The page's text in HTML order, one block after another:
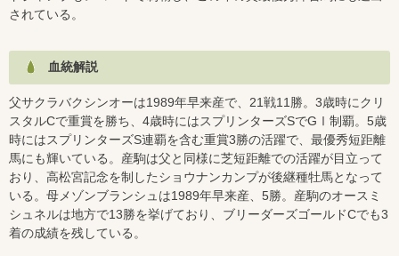
されている。
血統解説
父サクラバクシンオーは1989年早来産で、21戦11勝。3歳時にクリ
スタルCで重賞を勝ち、4歳時にはスプリンターズSでGⅠ制覇。5歳
時にはスプリンターズS連覇を含む重賞3勝の活躍で、最優秀短距離
馬にも輝いている。産駒は父と同様に芝短距離での活躍が目立って
おり、高松宮記念を制したショウナンカンプが後継種牡馬となって
いる。母メゾンブランシュは1989年早来産、5勝。産駒のオースミ
シュネルは地方で13勝を挙げており、ブリーダーズゴールドCでも3
着の成績を残している。